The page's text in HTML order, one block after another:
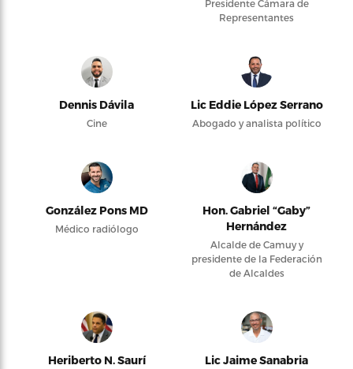
Presidente Cámara de
Representantes
Dennis Dávila
Cine
Lic Eddie López Serrano
Abogado y analista político
González Pons MD
Médico radiólogo
Hon. Gabriel “Gaby”
Hernández
Alcalde de Camuy y
presidente de la Federación
de Alcaldes
Heriberto N. Saurí Lic Jaime Sanabria